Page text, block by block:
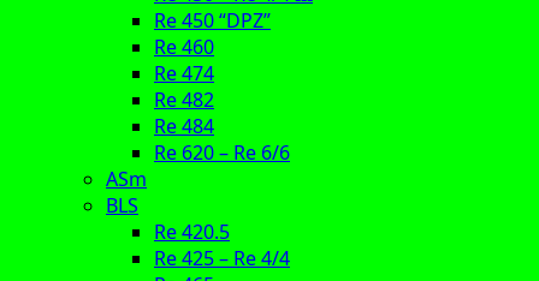
Re 450 “DPZ”
Re 460
Re 474
Re 482
Re 484
Re 620 – Re 6/6
ASm
BLS
Re 420.5
Re 425 – Re 4/4